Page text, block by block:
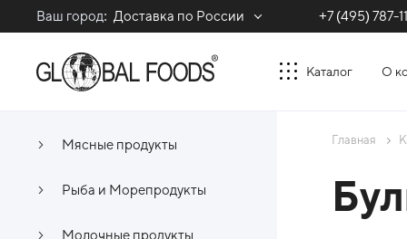
Ваш город: Доставка по России +7 (495) 787-
Каталог О
Главная
Мясные продукты
Рыба и Морепродукты
Молочные продукты